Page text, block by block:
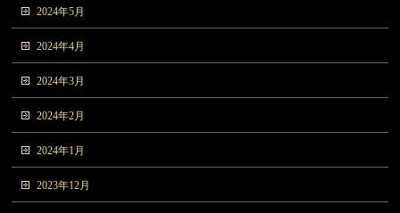
2024年5月
2024年4月
2024年3月
2024年2月
2024年1月
2023年12月